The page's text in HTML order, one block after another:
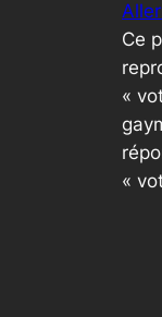
Ce
«
«